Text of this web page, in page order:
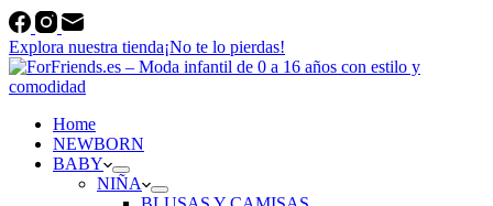
Explora nuestra tienda¡No te lo pierdas!
Home
NEWBORN
BABY
NIÑA